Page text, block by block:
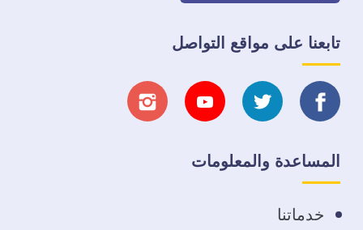
تابعنا على مواقع التواصل
تابعنا
على
فيسبوك
تابعنا
على
تابعنا تابعنا
المساعدة والمعلومات
خدماتنا